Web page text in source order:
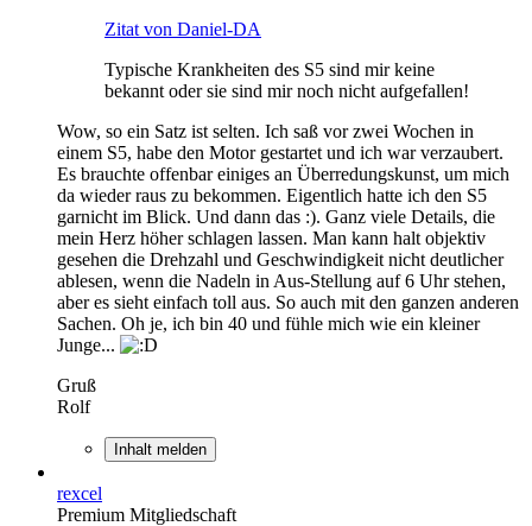
Zitat von Daniel-DA
Typische Krankheiten des S5 sind mir keine
bekannt oder sie sind mir noch nicht aufgefallen!
Wow, so ein Satz ist selten. Ich saß vor zwei Wochen in
einem S5, habe den Motor gestartet und ich war verzaubert.
Es brauchte offenbar einiges an Überredungskunst, um mich
da wieder raus zu bekommen. Eigentlich hatte ich den S5
garnicht im Blick. Und dann das :). Ganz viele Details, die
mein Herz höher schlagen lassen. Man kann halt objektiv
gesehen die Drehzahl und Geschwindigkeit nicht deutlicher
ablesen, wenn die Nadeln in Aus-Stellung auf 6 Uhr stehen,
aber es sieht einfach toll aus. So auch mit den ganzen anderen
Sachen. Oh je, ich bin 40 und fühle mich wie ein kleiner
Junge...
Gruß
Rolf
Inhalt melden
rexcel
Premium Mitgliedschaft